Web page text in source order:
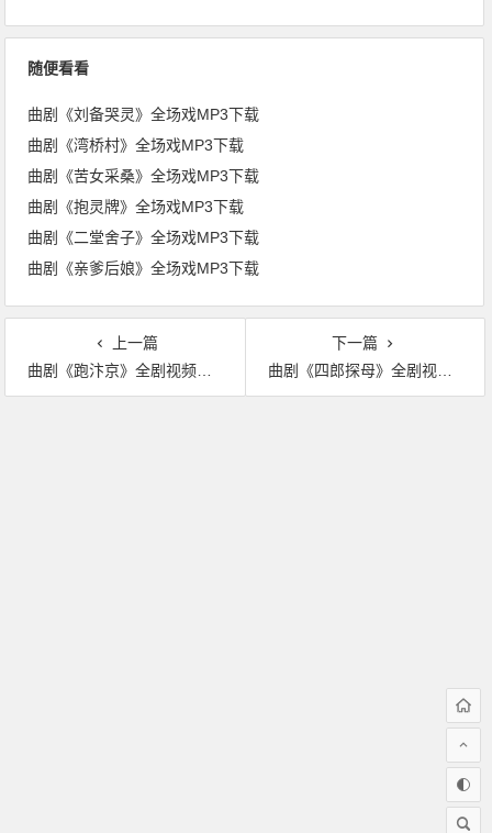
随便看看
曲剧《刘备哭灵》全场戏MP3下载
曲剧《湾桥村》全场戏MP3下载
曲剧《苦女采桑》全场戏MP3下载
曲剧《抱灵牌》全场戏MP3下载
曲剧《二堂舍子》全场戏MP3下载
曲剧《亲爹后娘》全场戏MP3下载
上一篇
曲剧《跑汴京》全剧视频下载
下一篇
曲剧《四郎探母》全剧视频下载